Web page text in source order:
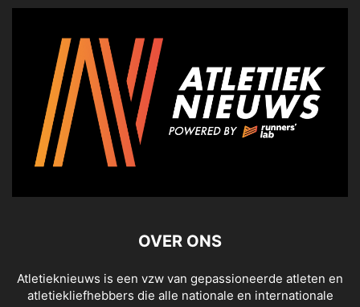
OVER ONS
Atletieknieuws is een vzw van gepassioneerde atleten en
atletiekliefhebbers die alle nationale en internationale